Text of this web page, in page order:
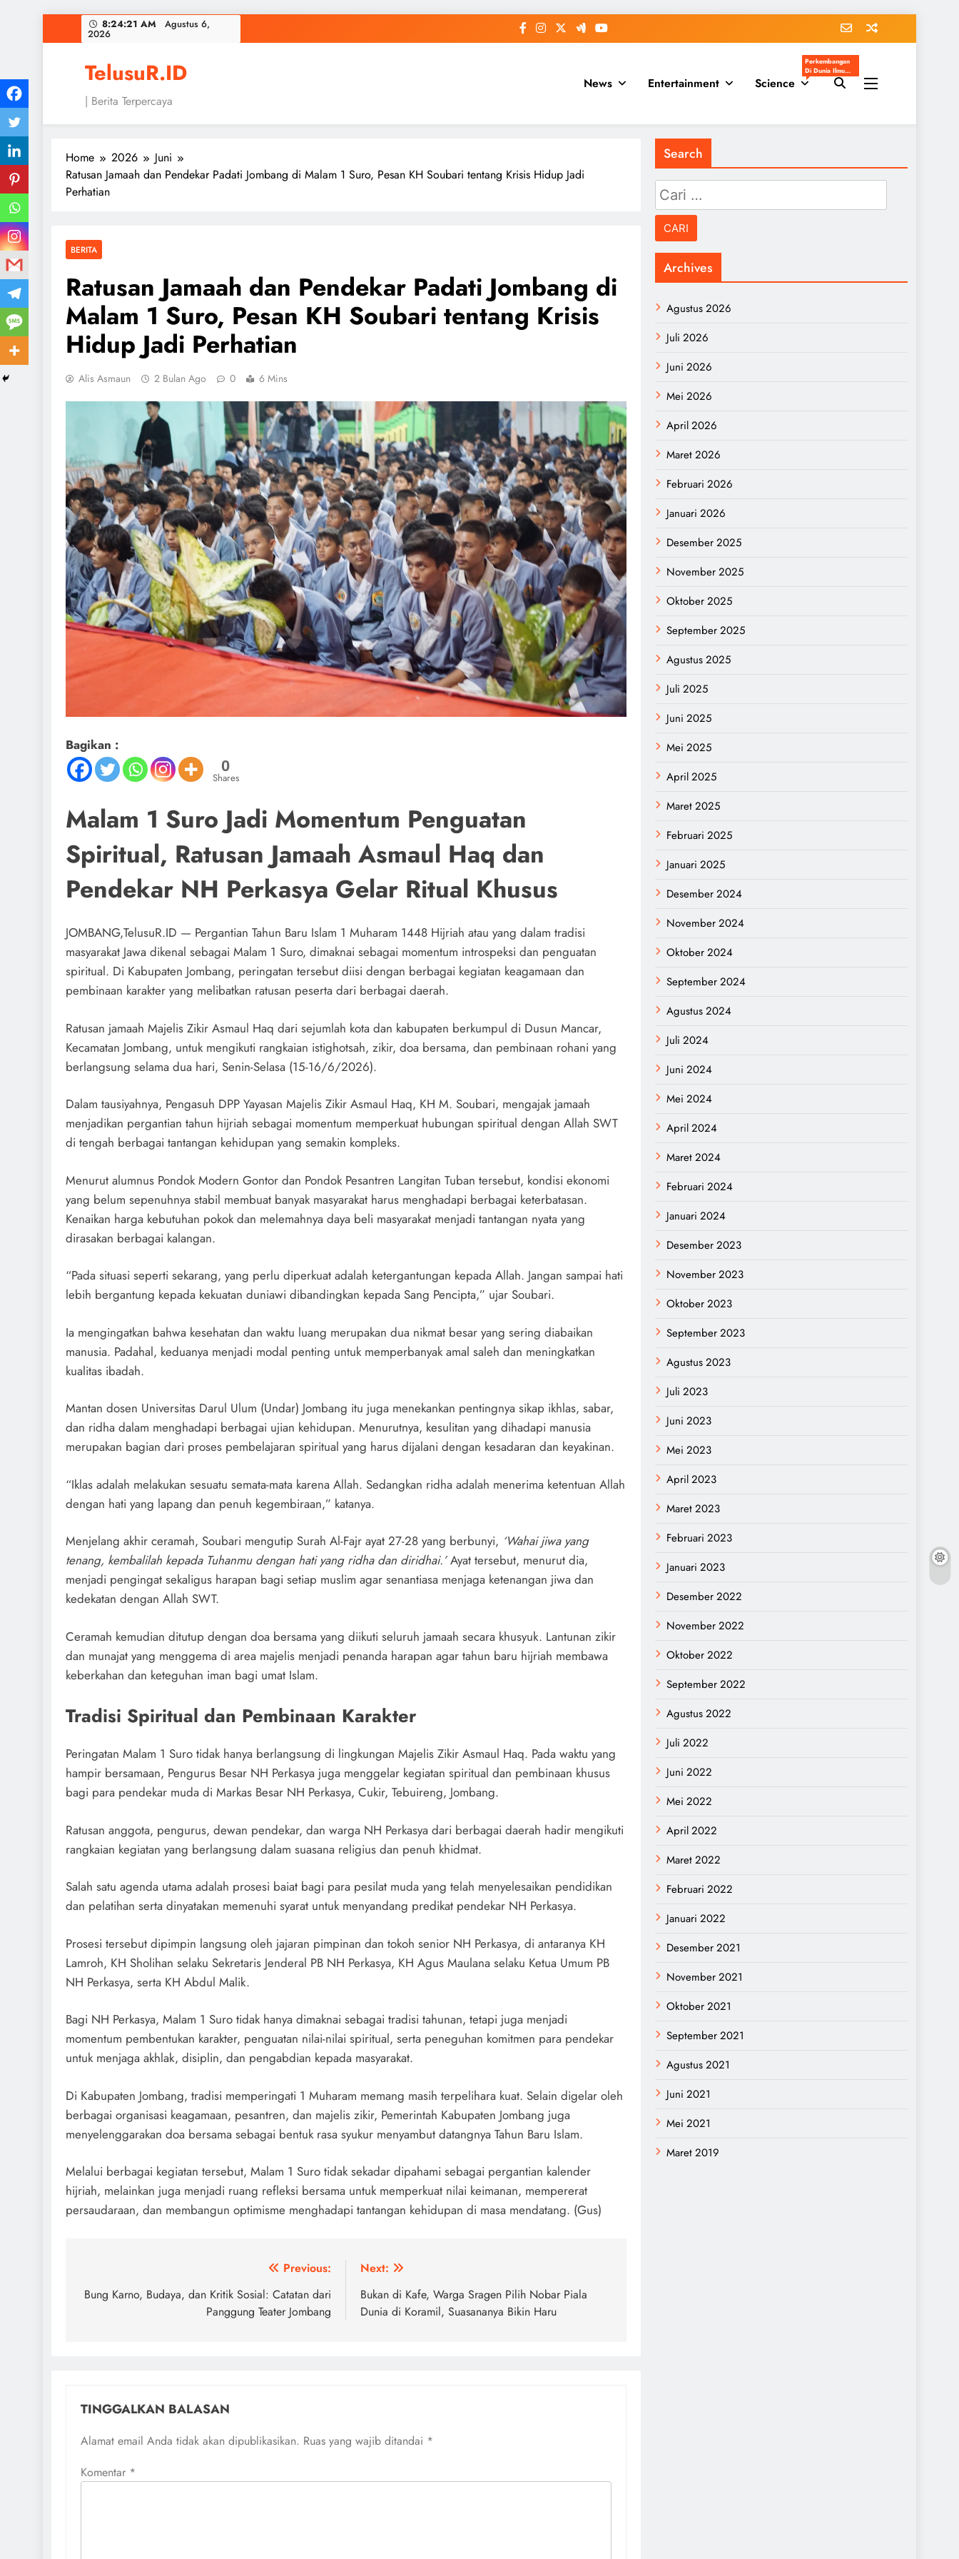
to
8:24:22 AM Agustus 6,
2026
TelusuR.ID
| Berita Terpercaya
News Entertainment Science
Perkembangan
Di Dunia Ilmu
Pengetahuan
Populer
Home 2026
Juni
Ratusan Jamaah dan Pendekar Padati Jombang di Malam 1 Suro, Pesan KH Soubari tentang Krisis Hidup Jadi
Perhatian
BERITA
Ratusan Jamaah dan Pendekar Padati Jombang di
Malam 1 Suro, Pesan KH Soubari tentang Krisis
Hidup Jadi Perhatian
Alis Asmaun 2 Bulan Ago 0 6 Mins
Bagikan :
0
Shares
Malam 1 Suro Jadi Momentum Penguatan
Spiritual, Ratusan Jamaah Asmaul Haq dan
Pendekar NH Perkasya Gelar Ritual Khusus
JOMBANG,TelusuR.ID — Pergantian Tahun Baru Islam 1 Muharam 1448 Hijriah atau yang dalam tradisi
masyarakat Jawa dikenal sebagai Malam 1 Suro, dimaknai sebagai momentum introspeksi dan penguatan
spiritual. Di Kabupaten Jombang, peringatan tersebut diisi dengan berbagai kegiatan keagamaan dan
pembinaan karakter yang melibatkan ratusan peserta dari berbagai daerah.
Ratusan jamaah Majelis Zikir Asmaul Haq dari sejumlah kota dan kabupaten berkumpul di Dusun Mancar,
Kecamatan Jombang, untuk mengikuti rangkaian istighotsah, zikir, doa bersama, dan pembinaan rohani yang
berlangsung selama dua hari, Senin-Selasa (15-16/6/2026).
Dalam tausiyahnya, Pengasuh DPP Yayasan Majelis Zikir Asmaul Haq, KH M. Soubari, mengajak jamaah
menjadikan pergantian tahun hijriah sebagai momentum memperkuat hubungan spiritual dengan Allah SWT
di tengah berbagai tantangan kehidupan yang semakin kompleks.
Menurut alumnus Pondok Modern Gontor dan Pondok Pesantren Langitan Tuban tersebut, kondisi ekonomi
yang belum sepenuhnya stabil membuat banyak masyarakat harus menghadapi berbagai keterbatasan.
Kenaikan harga kebutuhan pokok dan melemahnya daya beli masyarakat menjadi tantangan nyata yang
dirasakan berbagai kalangan.
“Pada situasi seperti sekarang, yang perlu diperkuat adalah ketergantungan kepada Allah. Jangan sampai hati
lebih bergantung kepada kekuatan duniawi dibandingkan kepada Sang Pencipta,” ujar Soubari.
Ia mengingatkan bahwa kesehatan dan waktu luang merupakan dua nikmat besar yang sering diabaikan
manusia. Padahal, keduanya menjadi modal penting untuk memperbanyak amal saleh dan meningkatkan
kualitas ibadah.
Mantan dosen Universitas Darul Ulum (Undar) Jombang itu juga menekankan pentingnya sikap ikhlas, sabar,
dan ridha dalam menghadapi berbagai ujian kehidupan. Menurutnya, kesulitan yang dihadapi manusia
merupakan bagian dari proses pembelajaran spiritual yang harus dijalani dengan kesadaran dan keyakinan.
“Iklas adalah melakukan sesuatu semata-mata karena Allah. Sedangkan ridha adalah menerima ketentuan Allah
dengan hati yang lapang dan penuh kegembiraan,” katanya.
Menjelang akhir ceramah, Soubari mengutip Surah Al-Fajr ayat 27-28 yang berbunyi, ‘Wahai jiwa yang
tenang, kembalilah kepada Tuhanmu dengan hati yang ridha dan diridhai.’Ayat tersebut, menurut dia,
menjadi pengingat sekaligus harapan bagi setiap muslim agar senantiasa menjaga ketenangan jiwa dan
kedekatan dengan Allah SWT.
Ceramah kemudian ditutup dengan doa bersama yang diikuti seluruh jamaah secara khusyuk. Lantunan zikir
dan munajat yang menggema di area majelis menjadi penanda harapan agar tahun baru hijriah membawa
keberkahan dan keteguhan iman bagi umat Islam.
Tradisi Spiritual dan Pembinaan Karakter
Peringatan Malam 1 Suro tidak hanya berlangsung di lingkungan Majelis Zikir Asmaul Haq. Pada waktu yang
hampir bersamaan, Pengurus Besar NH Perkasya juga menggelar kegiatan spiritual dan pembinaan khusus
bagi para pendekar muda di Markas Besar NH Perkasya, Cukir, Tebuireng, Jombang.
Ratusan anggota, pengurus, dewan pendekar, dan warga NH Perkasya dari berbagai daerah hadir mengikuti
rangkaian kegiatan yang berlangsung dalam suasana religius dan penuh khidmat.
Salah satu agenda utama adalah prosesi baiat bagi para pesilat muda yang telah menyelesaikan pendidikan
dan pelatihan serta dinyatakan memenuhi syarat untuk menyandang predikat pendekar NH Perkasya.
Prosesi tersebut dipimpin langsung oleh jajaran pimpinan dan tokoh senior NH Perkasya, di antaranya KH
Lamroh, KH Sholihan selaku Sekretaris Jenderal PB NH Perkasya, KH Agus Maulana selaku Ketua Umum PB
NH Perkasya, serta KH Abdul Malik.
Bagi NH Perkasya, Malam 1 Suro tidak hanya dimaknai sebagai tradisi tahunan, tetapi juga menjadi
momentum pembentukan karakter, penguatan nilai-nilai spiritual, serta peneguhan komitmen para pendekar
untuk menjaga akhlak, disiplin, dan pengabdian kepada masyarakat.
Di Kabupaten Jombang, tradisi memperingati 1 Muharam memang masih terpelihara kuat. Selain digelar oleh
berbagai organisasi keagamaan, pesantren, dan majelis zikir, Pemerintah Kabupaten Jombang juga
menyelenggarakan doa bersama sebagai bentuk rasa syukur menyambut datangnya Tahun Baru Islam.
Melalui berbagai kegiatan tersebut, Malam 1 Suro tidak sekadar dipahami sebagai pergantian kalender
hijriah, melainkan juga menjadi ruang refleksi bersama untuk memperkuat nilai keimanan, mempererat
persaudaraan, dan membangun optimisme menghadapi tantangan kehidupan di masa mendatang. (Gus)
pos
Previous:
Bung Karno, Budaya, dan Kritik Sosial: Catatan dari
Panggung Teater Jombang
Next:
Bukan di Kafe, Warga Sragen Pilih Nobar Piala
Dunia di Koramil, Suasananya Bikin Haru
TINGGALKAN BALASAN
Alamat email Anda tidak akan dipublikasikan. Ruas yang wajib ditandai *
Komentar *
Search
Cari
untuk:
Archives
Agustus 2026
Juli 2026
Juni 2026
Mei 2026
April 2026
Maret 2026
Februari 2026
Januari 2026
Desember 2025
November 2025
Oktober 2025
September 2025
Agustus 2025
Juli 2025
Juni 2025
Mei 2025
April 2025
Maret 2025
Februari 2025
Januari 2025
Desember 2024
November 2024
Oktober 2024
September 2024
Agustus 2024
Juli 2024
Juni 2024
Mei 2024
April 2024
Maret 2024
Februari 2024
Januari 2024
Desember 2023
November 2023
Oktober 2023
September 2023
Agustus 2023
Juli 2023
Juni 2023
Mei 2023
April 2023
Maret 2023
Februari 2023
Januari 2023
Desember 2022
November 2022
Oktober 2022
September 2022
Agustus 2022
Juli 2022
Juni 2022
Mei 2022
April 2022
Maret 2022
Februari 2022
Januari 2022
Desember 2021
November 2021
Oktober 2021
September 2021
Agustus 2021
Juni 2021
Mei 2021
Maret 2019